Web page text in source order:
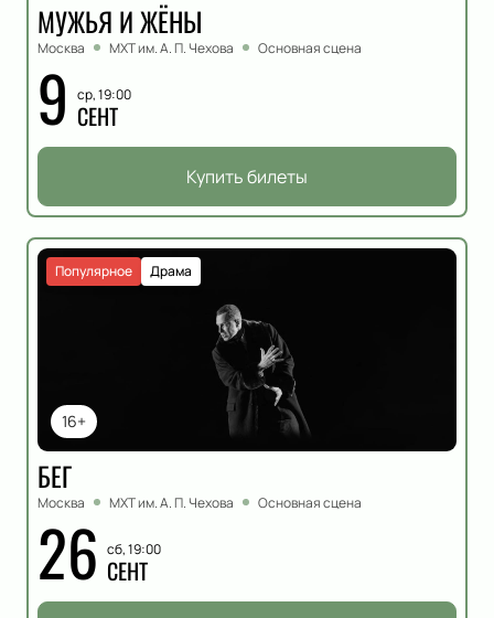
МУЖЬЯ И ЖЁНЫ
Москва МХТ им. А. П. Чехова Основная сцена
9 ср, 19:00
СЕНТ
Купить билеты
16+
Драма
Популярное
БЕГ
Москва МХТ им. А. П. Чехова Основная сцена
26 сб, 19:00
СЕНТ